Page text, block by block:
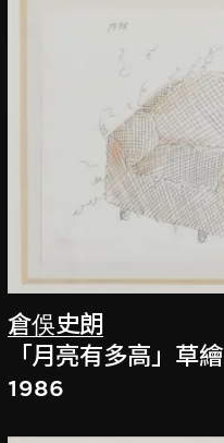
倉俁史朗
「月亮有多高」草繪
1986